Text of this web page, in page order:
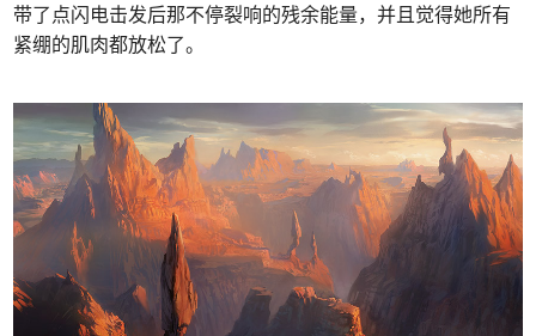
带了点闪电击发后那不停裂响的残余能量，并且觉得她所有
紧绷的肌肉都放松了。